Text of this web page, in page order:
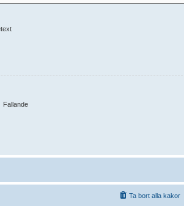
Fallande
Ta bort alla kakor